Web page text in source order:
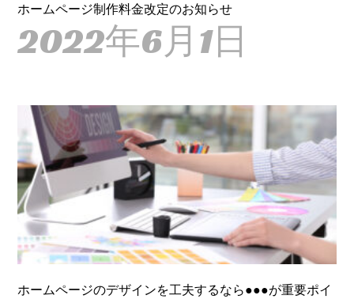
ホームページ制作料金改定のお知らせ
2022年6月1日
ホームページのデザインを工夫するなら●●●が重要ポイ